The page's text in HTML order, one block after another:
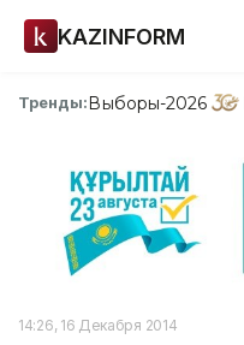
KAZINFORM
Тренды:Выборы-2026
14:26, 16 Декабря 2014